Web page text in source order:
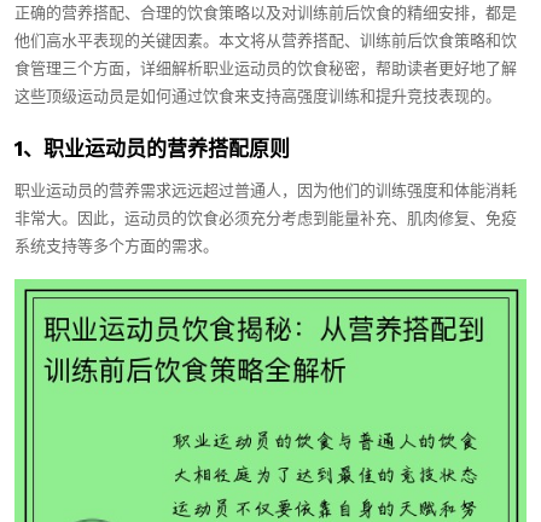
正确的营养搭配、合理的饮食策略以及对训练前后饮食的精细安排，都是
他们高水平表现的关键因素。本文将从营养搭配、训练前后饮食策略和饮
食管理三个方面，详细解析职业运动员的饮食秘密，帮助读者更好地了解
这些顶级运动员是如何通过饮食来支持高强度训练和提升竞技表现的。
1、职业运动员的营养搭配原则
职业运动员的营养需求远远超过普通人，因为他们的训练强度和体能消耗
非常大。因此，运动员的饮食必须充分考虑到能量补充、肌肉修复、免疫
系统支持等多个方面的需求。